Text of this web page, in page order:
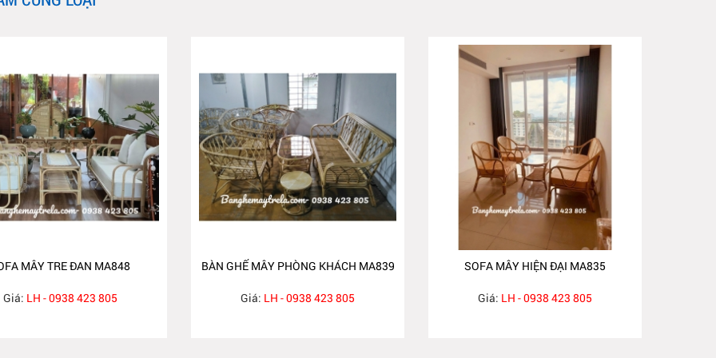
MÂY TRE ĐAN MA848
Giá: LH - 0938 423 805
BÀN GHẾ MÂY PHÒNG KHÁCH MA839
Giá: LH - 0938 423 805
SOFA MÂY HIỆN ĐẠI MA835
Giá: LH - 0938 423 805